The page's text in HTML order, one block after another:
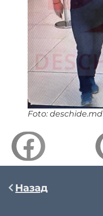
Foto: deschide.md
Назад